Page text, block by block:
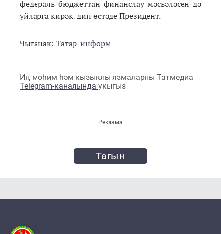
федераль бюджеттан финанслау мәсьәләсен дә
уйларга кирәк, дип өстәде Президент.
Чыганак: Татар-информ
Иң мөһим һәм кызыклы язмаларны Татмедиа
Telegram-каналында укыгыз
Реклама
Тагын